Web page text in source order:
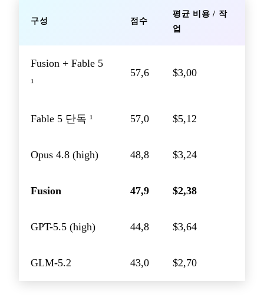
구성 점수
평균 비용 / 작
업
Fusion + Fable 5
¹
57,6 $3,00
Fable 5 단독 ¹ 57,0 $5,12
Opus 4.8 (high) 48,8 $3,24
Fusion 47,9 $2,38
GPT-5.5 (high) 44,8 $3,64
GLM-5.2 43,0 $2,70